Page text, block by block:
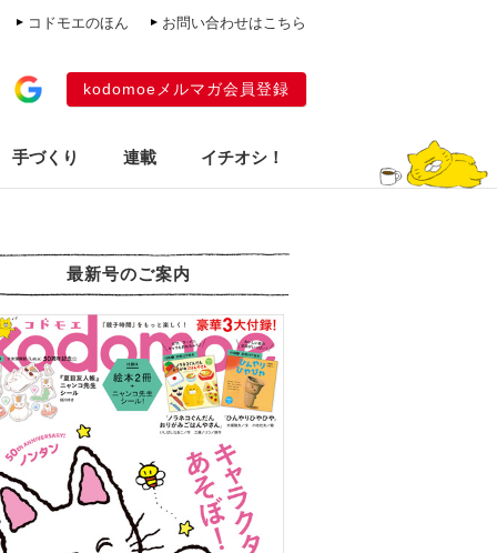
コドモエのほん お問い合わせはこちら
kodomoeメルマガ会員登録
手づくり 連載 イチオシ！
最新号のご案内